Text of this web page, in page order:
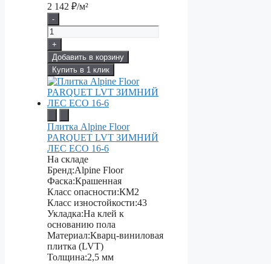
2 142 ₽/м²
-
+
Добавить в корзину
Купить в 1 клик
Плитка Alpine Floor
PARQUET LVT ЗИМНИЙ
ЛЕС ЕСО 16-6
На складе
Бренд:Alpine Floor
Фаска:Крашенная
Класс опасности:КМ2
Класс изностойкости:43
Укладка:На клей к
основанию пола
Материал:Кварц-виниловая
плитка (LVT)
Толщина:2,5 мм